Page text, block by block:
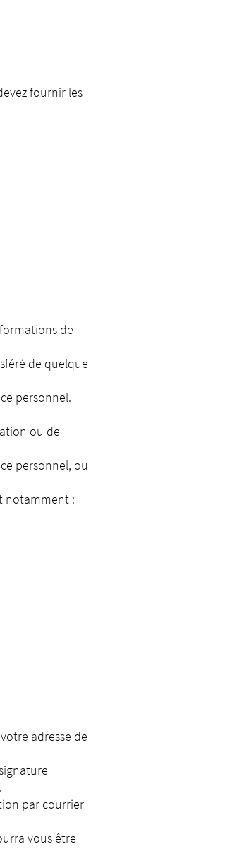
fournir les
de
de quelque
personnel.
ou de
personnel, ou
notamment :
adresse de
par courrier
vous être